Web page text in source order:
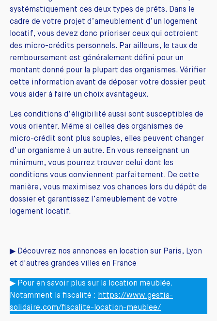
systématiquement ces deux types de prêts. Dans le
cadre de votre projet d’ameublement d’un logement
locatif, vous devez donc prioriser ceux qui octroient
des micro-crédits personnels. Par ailleurs, le taux de
remboursement est généralement défini pour un
montant donné pour la plupart des organismes. Vérifier
cette information avant de déposer votre dossier peut
vous aider à faire un choix avantageux.
Les conditions d’éligibilité aussi sont susceptibles de
vous orienter. Même si celles des organismes de
micro-crédit sont plus souples, elles peuvent changer
d’un organisme à un autre. En vous renseignant un
minimum, vous pourrez trouver celui dont les
conditions vous conviennent parfaitement. De cette
manière, vous maximisez vos chances lors du dépôt de
dossier et garantissez l’ameublement de votre
logement locatif.
▶ Découvrez nos annonces en location sur Paris, Lyon
et d'autres grandes villes en France
▶ Pour en savoir plus sur la location meublée.
Notamment la fiscalité : https://www.gestia-
solidaire.com/fiscalite-location-meublee/